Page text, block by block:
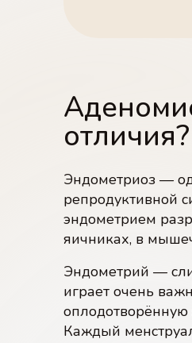
отличия?
Эндометриоз —
репродуктивной
эндометрием
яичниках, в
Эндометрий —
играет очень
оплодотворённую
Каждый